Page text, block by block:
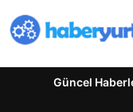
Güncel